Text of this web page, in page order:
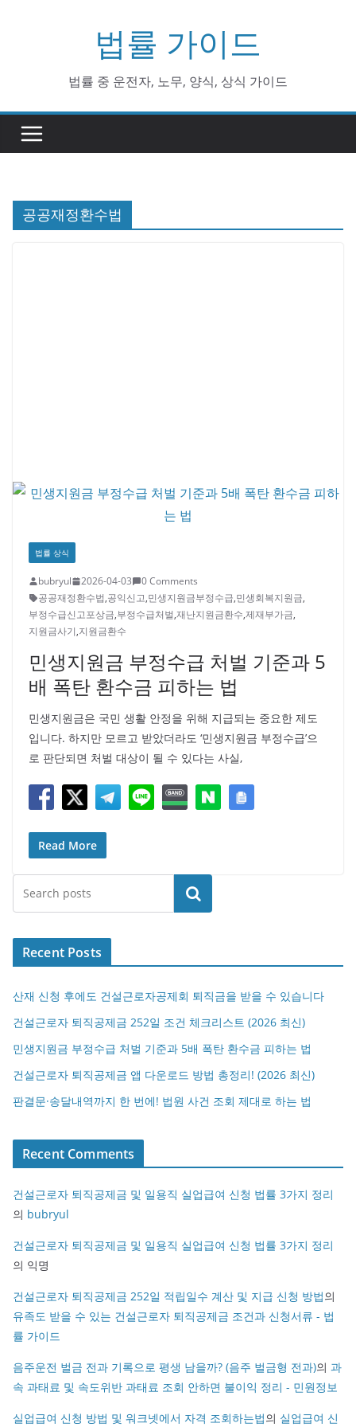
법률 가이드
법률 중 운전자, 노무, 양식, 상식 가이드
공공재정환수법
법률 상식
bubryul 2026-04-03
0 Comments
공공재정환수법,공익신고,민생지원금부정수급,민생회복지원금,
부정수급신고포상금,부정수급처벌,재난지원금환수,제재부가금,
지원금사기,지원금환수
민생지원금 부정수급 처벌 기준과 5
배 폭탄 환수금 피하는 법
민생지원금은 국민 생활 안정을 위해 지급되는 중요한 제도
입니다. 하지만 모르고 받았더라도 ‘민생지원금 부정수급’으
로 판단되면 처벌 대상이 될 수 있다는 사실,
Read More
검색
Recent Posts
산재 신청 후에도 건설근로자공제회 퇴직금을 받을 수 있습니다
건설근로자 퇴직공제금 252일 조건 체크리스트 (2026 최신)
민생지원금 부정수급 처벌 기준과 5배 폭탄 환수금 피하는 법
건설근로자 퇴직공제금 앱 다운로드 방법 총정리! (2026 최신)
판결문·송달내역까지 한 번에! 법원 사건 조회 제대로 하는 법
Recent Comments
건설근로자 퇴직공제금 및 일용직 실업급여 신청 법률 3가지 정리
의 bubryul
건설근로자 퇴직공제금 및 일용직 실업급여 신청 법률 3가지 정리
의 익명
건설근로자 퇴직공제금 252일 적립일수 계산 및 지급 신청 방법의
유족도 받을 수 있는 건설근로자 퇴직공제금 조건과 신청서류 - 법
률 가이드
음주운전 벌금 전과 기록으로 평생 남을까? (음주 벌금형 전과)의 과
속 과태료 및 속도위반 과태료 조회 안하면 불이익 정리 - 민원정보
실업급여 신청 방법 및 워크넷에서 자격 조회하는법의 실업급여 신